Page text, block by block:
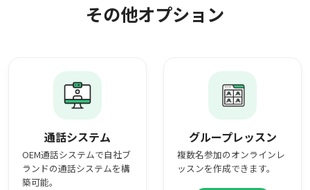
その他オプション
通話システム
OEM通話システムで自社ブ
ランドの通話システムを構
築可能。
グループレッスン
複数名参加のオンラインレ
ッスンを作成できます。